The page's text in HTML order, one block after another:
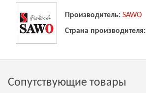
Производитель: SAWO
Страна производителя:
Сопутствующие товары